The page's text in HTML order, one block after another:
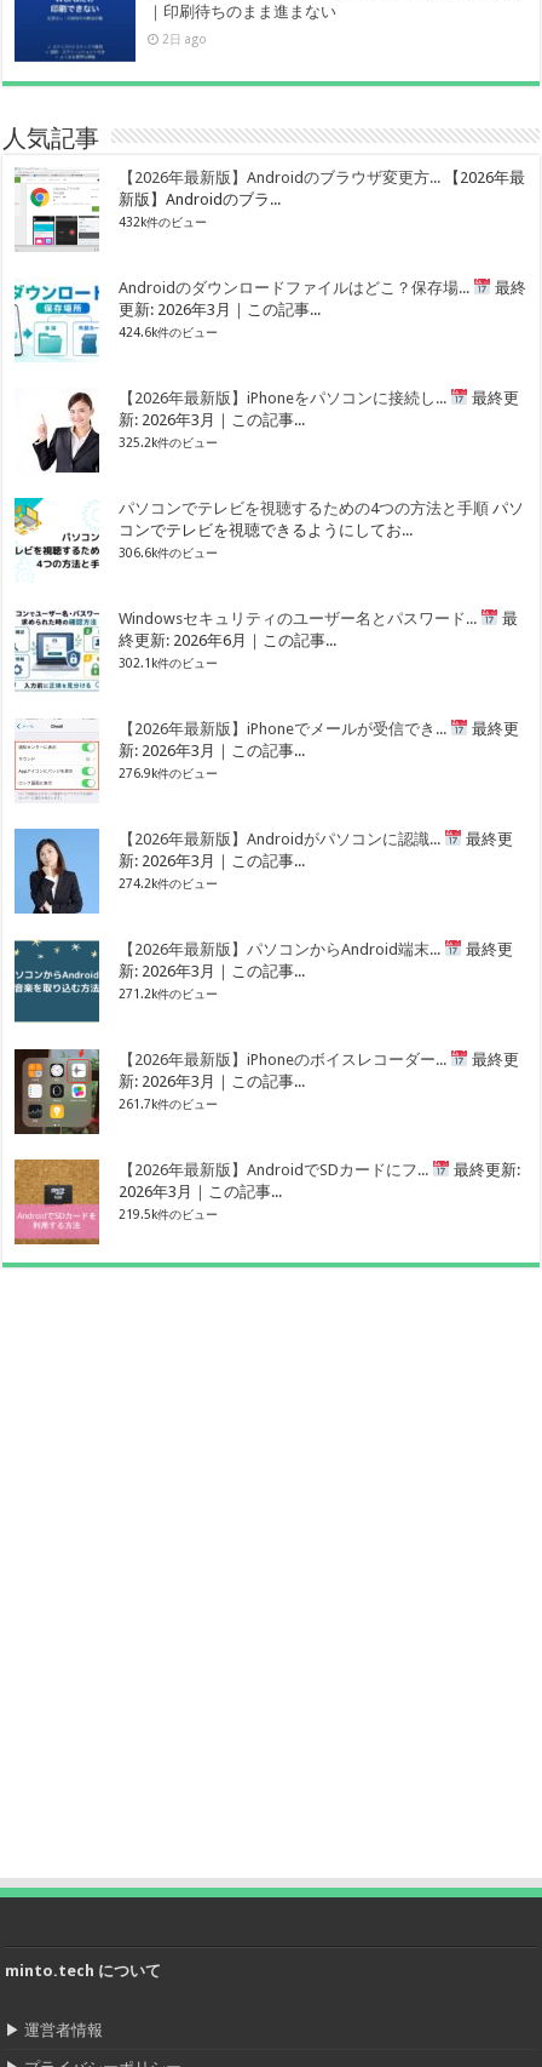
｜印刷待ちのまま進まない
2日 ago
人気記事
【2026年最新版】Androidのブラウザ変更方...
【2026年最
新版】Androidのブラ...
432k件のビュー
Androidのダウンロードファイルはどこ？保存場...
最終
更新: 2026年3月｜この記事...
424.6k件のビュー
【2026年最新版】iPhoneをパソコンに接続し...
最終更
新: 2026年3月｜この記事...
325.2k件のビュー
パソコンでテレビを視聴するための4つの方法と手順 パソ
コンでテレビを視聴できるようにしてお...
306.6k件のビュー
Windowsセキュリティのユーザー名とパスワード...
最
終更新: 2026年6月｜この記事...
302.1k件のビュー
【2026年最新版】iPhoneでメールが受信でき...
最終更
新: 2026年3月｜この記事...
276.9k件のビュー
【2026年最新版】Androidがパソコンに認識...
最終更
新: 2026年3月｜この記事...
274.2k件のビュー
【2026年最新版】パソコンからAndroid端末...
最終更
新: 2026年3月｜この記事...
271.2k件のビュー
【2026年最新版】iPhoneのボイスレコーダー...
最終更
新: 2026年3月｜この記事...
261.7k件のビュー
【2026年最新版】AndroidでSDカードにフ...
最終更新:
2026年3月｜この記事...
219.5k件のビュー
minto.tech について
▶運営者情報